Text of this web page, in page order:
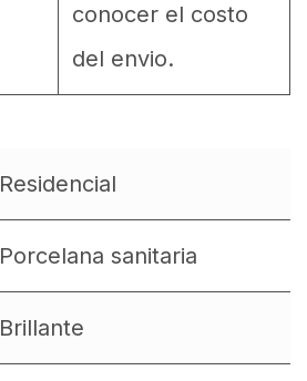
conocer el costo
del envio.
Residencial
Porcelana sanitaria
Brillante